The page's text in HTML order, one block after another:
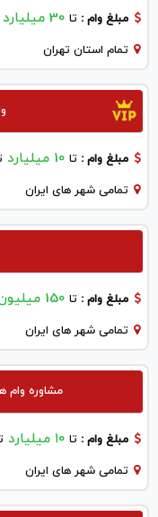
مبلغ وام : تا 30 میلیارد
تمام استان تهران
مبلغ وام : تا 10 میلیارد
تمامی شهر های ایران
مبلغ وام : تا 150 میلیون
تمامی شهر های ایران
مشاوره وام های
مبلغ وام : تا ۱۰ میلیارد
تمامی شهر های ایران